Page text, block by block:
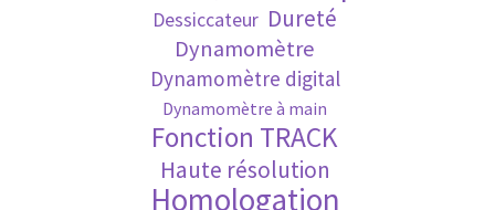
Recherche avancée
Technique
Validation de la commande
Dessiccateur Dureté
Dynamomètre
Dynamomètre digital
Dynamomètre à main
Fonction TRACK
Haute résolution
Homologation